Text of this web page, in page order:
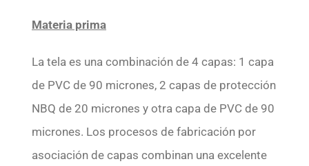
Materia prima
La tela es una combinación de 4 capas: 1 capa
de PVC de 90 micrones, 2 capas de protección
NBQ de 20 micrones y otra capa de PVC de 90
micrones. Los procesos de fabricación por
asociación de capas combinan una excelente